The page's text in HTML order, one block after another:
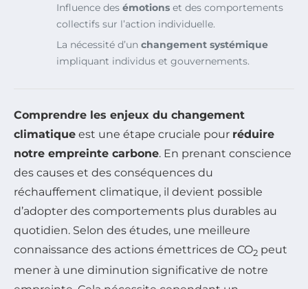
Influence des émotions et des comportements
collectifs sur l’action individuelle.
La nécessité d’un changement systémique
impliquant individus et gouvernements.
Comprendre les enjeux du changement
climatique est une étape cruciale pour réduire
notre empreinte carbone. En prenant conscience
des causes et des conséquences du
réchauffement climatique, il devient possible
d’adopter des comportements plus durables au
quotidien. Selon des études, une meilleure
connaissance des actions émettrices de CO2 peut
mener à une diminution significative de notre